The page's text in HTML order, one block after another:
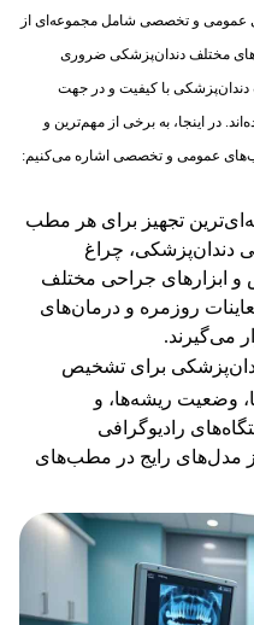
عمومی و تخصصی شامل مجموعه‌ای از
مختلف دندان‌پزشکی ضروری
دندان‌پزشکی با کیفیت و در جهت
در اینجا، به برخی از مهم‌ترین و
عمومی و تخصصی اشاره می‌کنیم:
تجهیز برای هر مطب
دندان‌پزشکی، چراغ
و ابزارهای جراحی مختلف
روزمره و درمان‌های
می‌گیرند​​.
برای تشخیص
وضعیت ریشه‌ها، و
رادیوگرافی
از مدل‌های رایج در مطب‌های